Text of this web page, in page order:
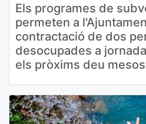
Els programes de
permeten a
contractació de dos
desocupades a
els pròxims deu mesos